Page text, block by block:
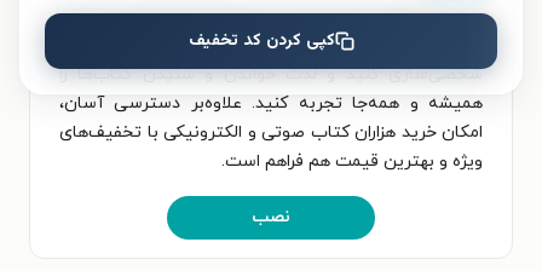
و سفالوپودها و خواندن آن، اپلیکیشن طاقچه را به‌صورت
رایگان نصب کنید. در اپلیکیشن می‌توانید مطالعه‌ی خود را
شخصی‌سازی کنید و لذت خواندن و شنیدن کتاب‌ها را
همیشه و همه‌جا تجربه کنید. علاوه‌بر دسترسی آسان،
امکان خرید هزاران کتاب صوتی و الکترونیکی با تخفیف‌های
ویژه و بهترین قیمت هم فراهم است.
نصب
کپی کردن کد تخفیف